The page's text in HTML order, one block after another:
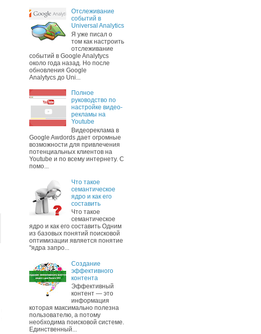
Отслеживание
событий в
Universal Analytics
Я уже писал о
том как настроить
отслеживание
событий в Google Analytycs
около года назад. Но после
обновления Google
Analytycs до Uni...
Полное
руководство по
настройке видео-
рекламы на
Youtube
Видеореклама в
Google Awdords дает огромные
возможности для привлечения
потенциальных клиентов на
Youtube и по всему интернету. С
помо...
Что такое
семантическое
ядро и как его
составить
Что такое
семантическое
ядро и как его составить Одним
из базовых понятий поисковой
оптимизации является понятие
"ядра запро...
Создание
эффективного
контента
Эффективный
контент — это
информация
которая максимально полезна
пользователю, а потому
необходима поисковой системе.
Единственный...